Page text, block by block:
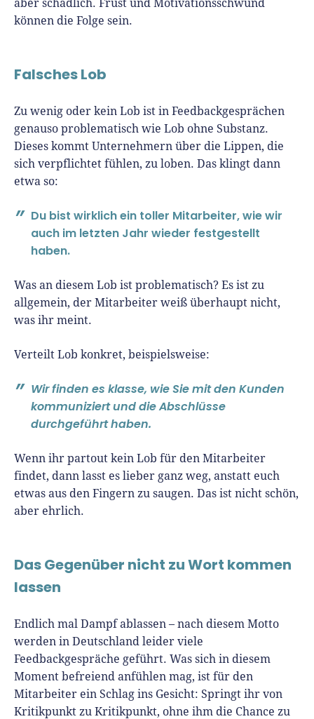
aber schädlich. Frust und Motivationsschwund
können die Folge sein.
Falsches Lob
Zu wenig oder kein Lob ist in Feedbackgesprächen
genauso problematisch wie Lob ohne Substanz.
Dieses kommt Unternehmern über die Lippen, die
sich verpflichtet fühlen, zu loben. Das klingt dann
etwa so:
Du bist wirklich ein toller Mitarbeiter, wie wir
auch im letzten Jahr wieder festgestellt
haben.
Was an diesem Lob ist problematisch? Es ist zu
allgemein, der Mitarbeiter weiß überhaupt nicht,
was ihr meint.
Verteilt Lob konkret, beispielsweise:
Wir finden es klasse, wie Sie mit den Kunden
kommuniziert und die Abschlüsse
durchgeführt haben.
Wenn ihr partout kein Lob für den Mitarbeiter
findet, dann lasst es lieber ganz weg, anstatt euch
etwas aus den Fingern zu saugen. Das ist nicht schön,
aber ehrlich.
Das Gegenüber nicht zu Wort kommen
lassen
Endlich mal Dampf ablassen – nach diesem Motto
werden in Deutschland leider viele
Feedbackgespräche geführt. Was sich in diesem
Moment befreiend anfühlen mag, ist für den
Mitarbeiter ein Schlag ins Gesicht: Springt ihr von
Kritikpunkt zu Kritikpunkt, ohne ihm die Chance zu